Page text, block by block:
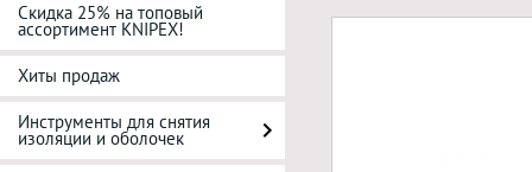
Скидка 25% на топовый
ассортимент KNIPEX!
Хиты продаж
Инструменты для снятия
изоляции и оболочек